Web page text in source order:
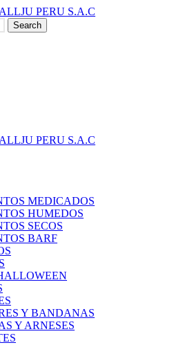
Search
MEDICADOS
HUMEDOS
SECOS
BARF
Y BANDANAS
Y ARNESES